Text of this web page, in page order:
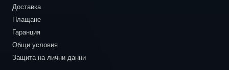
Доставка
Плащане
Гаранция
Общи условия
Защита на лични данни